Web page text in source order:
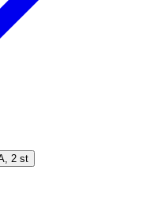
2 st